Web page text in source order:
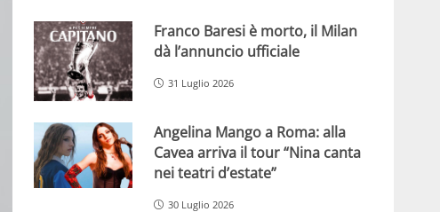
Franco Baresi è morto, il Milan
dà l’annuncio ufficiale
31 Luglio 2026
Angelina Mango a Roma: alla
Cavea arriva il tour “Nina canta
nei teatri d’estate”
30 Luglio 2026